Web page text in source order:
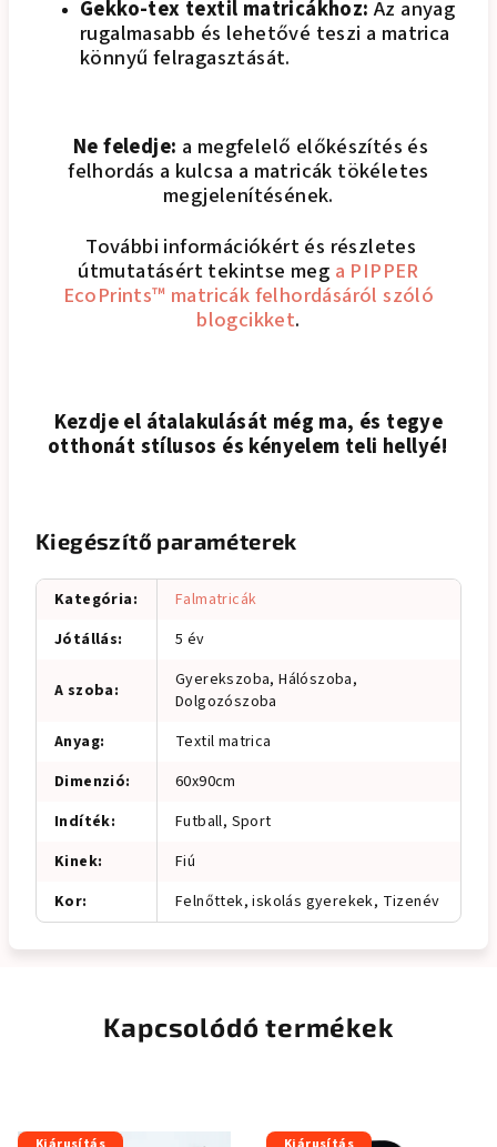
Gekko-tex textil matricákhoz:Az anyag
rugalmasabb és lehetővé teszi a matrica
könnyű felragasztását.
Ne feledje: a megfelelő előkészítés és
felhordás a kulcsa a matricák tökéletes
megjelenítésének.
További információkért és részletes
útmutatásért tekintse meg a PIPPER
EcoPrints™ matricák felhordásáról szóló
blogcikket.
Kezdje el átalakulását még ma, és tegye
otthonát stílusos és kényelem teli hellyé!
Kiegészítő paraméterek
Kategória:
Falmatricák
Jótállás: 5 év
A szoba:
Gyerekszoba, Hálószoba,
Dolgozószoba
Anyag:
Textil matrica
Dimenzió:
60x90cm
Indíték:
Futball, Sport
Kinek:
Fiú
Kor: Felnőttek, iskolás gyerekek, Tizenév
Kapcsolódó termékek